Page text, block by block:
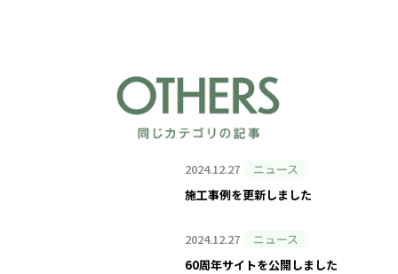
2024.12.27
ニュース
施工事例を更新しました
2024.12.27
ニュース
60周年サイトを公開しました